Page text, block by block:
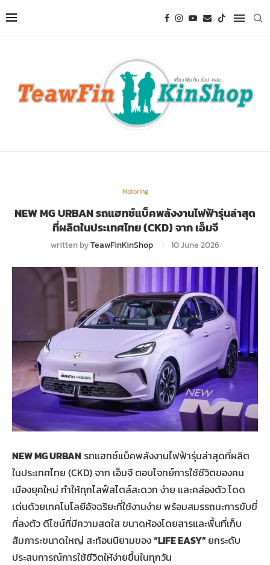
Motoring
NEW MG URBAN รถแฮทช์แบ็คพลังงานไฟฟ้ารุ่นล่าสุด
ที่ผลิตในประเทศไทย (CKD) จาก เอ็มจี
written byTeawFinKinShop 10 June 2026
NEW MG URBAN รถแฮทช์แบ็คพลังงานไฟฟ้ารุ่นล่าสุดที่ผลิต
ในประเทศไทย (CKD) จาก เอ็มจี ตอบโจทย์การใช้ชีวิตของคน
เมืองยุคใหม่ ทำให้ทุกไลฟ์สไตล์สะดวก ง่าย และคล่องตัว โดด
เด่นด้วยเทคโนโลยีอัจฉริยะที่ใช้งานง่าย พร้อมสมรรถนะการขับขี่
ที่ลงตัว ดีไซน์ที่มีความสดใส ขนาดห้องโดยสารและพื้นที่เก็บ
สัมภาระขนาดใหญ่ สะท้อนนิยามของ“LIFE EASY”ยกระดับ
ประสบการณ์การใช้ชีวิตให้ง่ายขึ้นในทุกวัน